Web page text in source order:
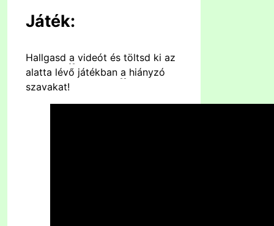
Játék:
Hallgasd a videót és töltsd ki az
alatta lévő játékban a hiányzó
szavakat!